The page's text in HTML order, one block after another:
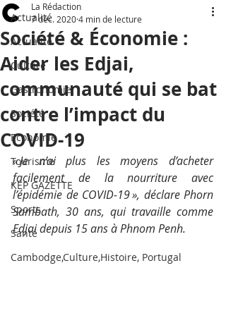
Actualité
Actualité
Culture
Gastronomie
Société
Economie
Tourisme
KEP GAZETTE
Sports
Santé
Cambodge,Culture,Histoire, Portugal
Société & Économie :
Aider les Edjai,
communauté qui se bat
contre l’impact du
COVID-19
La Rédaction
7 déc. 20204 min de lecture
« Je n’ai plus les moyens d’acheter
facilement de la nourriture avec
l’épidémie de COVID-19 », déclare Phorn
Sambath, 30 ans, qui travaille comme
Edjai depuis 15 ans à Phnom Penh.